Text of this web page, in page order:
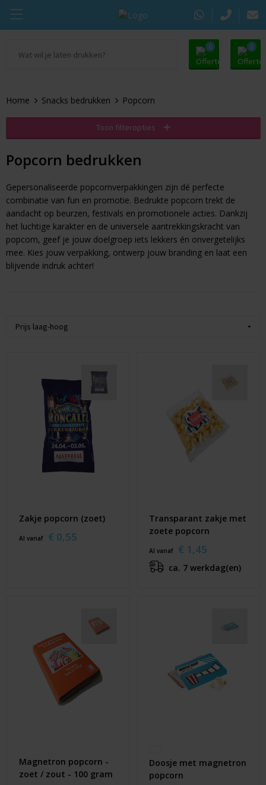
0 0
Chocolade
Kauwgom
Koekjes
Snacks
Snoeppotten
Alle promosupply
Oranje artikelen
Dag van de Zorg
Door de Brievenbus
Beurs
Pasen
Sinterklaas
Sportlife
Pringles
Tic Tac
Autodrop
Dextro Energie
Home Snacks bedrukken Popcorn
Toon filteropties
Popcorn bedrukken
Gepersonaliseerde popcornverpakkingen zijn dé perfecte
combinatie van fun en promotie. Bedrukte popcorn trekt de
aandacht op beurzen, festivals en promotionele acties. Dankzij
het luchtige karakter en de universele aantrekkingskracht van
popcorn, geef je jouw doelgroep iets lekkers én onvergetelijks
mee. Kies jouw verpakking, ontwerp jouw branding en laat een
blijvende indruk achter!
Zakje popcorn (zoet)
Al vanaf € 0,55
Transparant zakje met
zoete popcorn
Al vanaf € 1,45
ca. 7 werkdag(en)
Magnetron popcorn -
zoet / zout - 100 gram
Doosje met magnetron
popcorn